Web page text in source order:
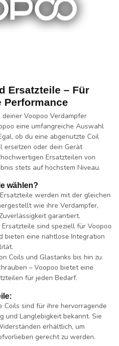
Ersatzteile – Für
Performance
Voopoo Verdampfer
eine umfangreiche Auswahl
ob du eine abgenutzte Coil
ersetzen oder dein Gerät
Ersatzteilen von
stets auf höchstem Niveau.
wählen?
werden mit der gleichen
wie ihre Verdampfer,
garantiert.
sind speziell für Voopoo
bieten eine nahtlose Integration
Coils und Glastanks bis hin zu
– Voopoo bietet eine
für jeden Bedarf.
Coils sind für ihre hervorragende
und Langlebigkeit bekannt. Sie
erhältlich, um
gerecht zu werden.